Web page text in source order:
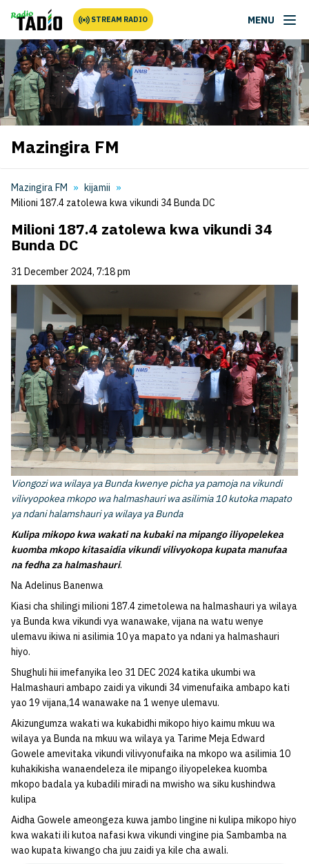
STREAM RADIO MENU
Mazingira FM
Mazingira FM
kijamii
Milioni 187.4 zatolewa kwa vikundi 34 Bunda DC
Milioni 187.4 zatolewa kwa vikundi 34
Bunda DC
31 December 2024, 7:18 pm
Viongozi wa wilaya ya Bunda kwenye picha ya pamoja na vikundi
vilivyopokea mkopo wa halmashauri wa asilimia 10 kutoka mapato
ya ndani halamshauri ya wilaya ya Bunda
Kulipa mikopo kwa wakati na kubaki na mipango iliyopelekea
kuomba mkopo kitasaidia vikundi vilivyokopa kupata manufaa
na fedha za halmashauri.
Na Adelinus Banenwa
Kiasi cha shilingi milioni 187.4 zimetolewa na halmashauri ya wilaya
ya Bunda kwa vikundi vya wanawake, vijana na watu wenye
ulemavu ikiwa ni asilimia 10 ya mapato ya ndani ya halmashauri
hiyo.
Shughuli hii imefanyika leo 31 DEC 2024 katika ukumbi wa
Halmashauri ambapo zaidi ya vikundi 34 vimenufaika ambapo kati
yao 19 vijana,14 wanawake na 1 wenye ulemavu.
Akizungumza wakati wa kukabidhi mikopo hiyo kaimu mkuu wa
wilaya ya Bunda na mkuu wa wilaya ya Tarime Meja Edward
Gowele amevitaka vikundi vilivyonufaika na mkopo wa asilimia 10
kuhakikisha wanaendeleza ile mipango iliyopelekea kuomba
mkopo badala ya kubadili miradi na mwisho wa siku kushindwa
kulipa
Aidha Gowele ameongeza kuwa jambo lingine ni kulipa mikopo hiyo
kwa wakati ili kutoa nafasi kwa vikundi vingine pia Sambamba na
wao kupata kiwango cha juu zaidi ya kile cha awali.